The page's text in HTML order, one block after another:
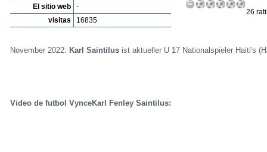
El sitio web
-
visitas
16835
26
November 2022: Karl Saintilus ist aktueller U 17 Nationalspieler Haiti's
Video de futbol VynceKarl Fenley Saintilus: